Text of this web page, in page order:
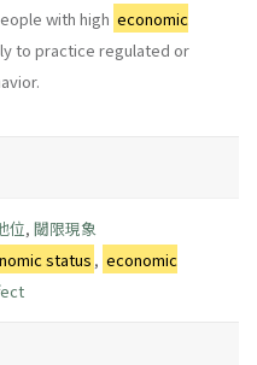
with high economic
to practice regulated or
位, 閾限現象
status , economic